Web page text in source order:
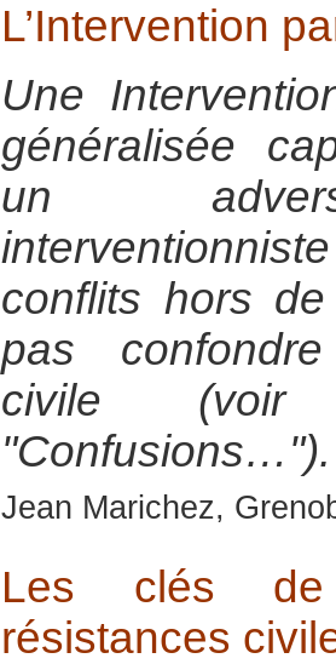
L’Intervention
Une
généralisée
un
conflits hors
pas
civile (voir
"Confusions…").
Jean Marichez,
Les clés
résistances